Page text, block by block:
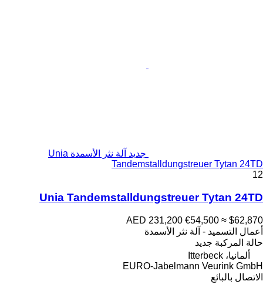
جديد آلة نثر الأسمدة Unia
Tandemstalldungstreuer Tytan 24TD
12
Unia Tandemstalldungstreuer Tytan 24TD
AED 231,200 €54,500 ≈ $62,870
أعمال التسميد - آلة نثر الأسمدة
حالة المركبة جديد
ألمانيا، Itterbeck
EURO-Jabelmann Veurink GmbH
الاتصال بالبائع